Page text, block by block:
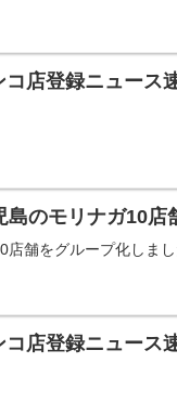
店登録ニュース
島のモリナガ10店
舗をグループ化しまし
店登録ニュース